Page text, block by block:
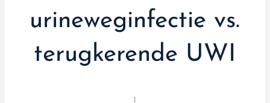
urineweginfectie vs.
terugkerende UWI